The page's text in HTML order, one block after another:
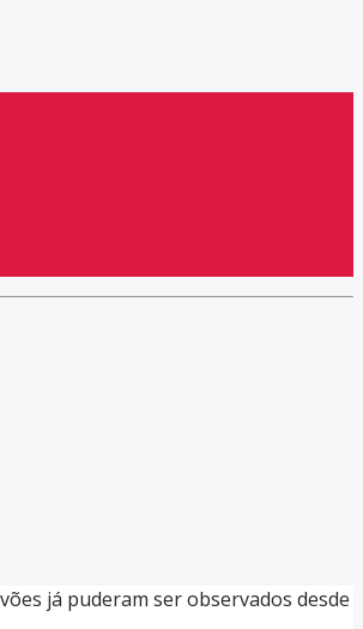
já puderam ser observados desde